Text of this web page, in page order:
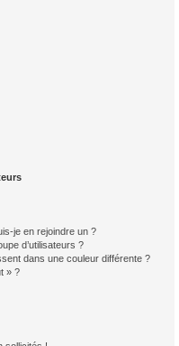
je en rejoindre un ?
d’utilisateurs ?
dans une couleur différente ?
» ?